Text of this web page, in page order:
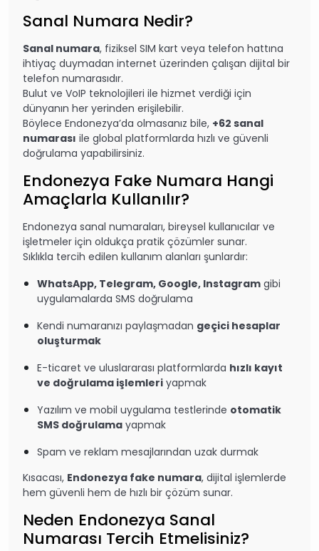
Sanal Numara Nedir?
Sanal numara, fiziksel SIM kart veya telefon hattına
ihtiyaç duymadan internet üzerinden çalışan dijital bir
telefon numarasıdır.
Bulut ve VoIP teknolojileri ile hizmet verdiği için
dünyanın her yerinden erişilebilir.
Böylece Endonezya’da olmasanız bile, +62 sanal
numarası ile global platformlarda hızlı ve güvenli
doğrulama yapabilirsiniz.
Endonezya Fake Numara Hangi
Amaçlarla Kullanılır?
Endonezya sanal numaraları, bireysel kullanıcılar ve
işletmeler için oldukça pratik çözümler sunar.
Sıklıkla tercih edilen kullanım alanları şunlardır:
WhatsApp, Telegram, Google, Instagram gibi
uygulamalarda SMS doğrulama
Kendi numaranızı paylaşmadan geçici hesaplar
oluşturmak
E-ticaret ve uluslararası platformlarda hızlı kayıt
ve doğrulama işlemleri yapmak
Yazılım ve mobil uygulama testlerinde otomatik
SMS doğrulama yapmak
Spam ve reklam mesajlarından uzak durmak
Kısacası, Endonezya fake numara, dijital işlemlerde
hem güvenli hem de hızlı bir çözüm sunar.
Neden Endonezya Sanal
Numarası Tercih Etmelisiniz?